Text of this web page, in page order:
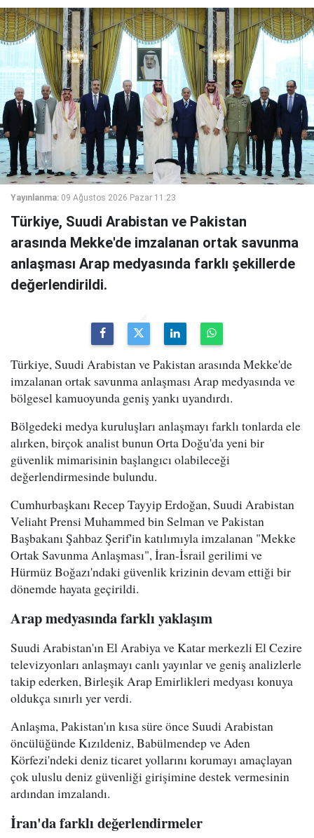
Yayınlanma: 09 Ağustos 2026 Pazar 11:23
Türkiye, Suudi Arabistan ve Pakistan
arasında Mekke'de imzalanan ortak savunma
anlaşması Arap medyasında farklı şekillerde
değerlendirildi.
Türkiye, Suudi Arabistan ve Pakistan arasında Mekke'de
imzalanan ortak savunma anlaşması Arap medyasında ve
bölgesel kamuoyunda geniş yankı uyandırdı.
Bölgedeki medya kuruluşları anlaşmayı farklı tonlarda ele
alırken, birçok analist bunun Orta Doğu'da yeni bir
güvenlik mimarisinin başlangıcı olabileceği
değerlendirmesinde bulundu.
Cumhurbaşkanı Recep Tayyip Erdoğan, Suudi Arabistan
Veliaht Prensi Muhammed bin Selman ve Pakistan
Başbakanı Şahbaz Şerif'in katılımıyla imzalanan "Mekke
Ortak Savunma Anlaşması", İran-İsrail gerilimi ve
Hürmüz Boğazı'ndaki güvenlik krizinin devam ettiği bir
dönemde hayata geçirildi.
Arap medyasında farklı yaklaşım
Suudi Arabistan'ın El Arabiya ve Katar merkezli El Cezire
televizyonları anlaşmayı canlı yayınlar ve geniş analizlerle
takip ederken, Birleşik Arap Emirlikleri medyası konuya
oldukça sınırlı yer verdi.
Anlaşma, Pakistan'ın kısa süre önce Suudi Arabistan
öncülüğünde Kızıldeniz, Babülmendep ve Aden
Körfezi'ndeki deniz ticaret yollarını korumayı amaçlayan
çok uluslu deniz güvenliği girişimine destek vermesinin
ardından imzalandı.
İran'da farklı değerlendirmeler